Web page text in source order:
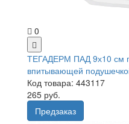
0
ТЕГАДЕРМ ПАД 9х10 см
впитывающей
Код товара: 443117
265 руб.
Предзаказ